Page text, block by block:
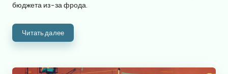
бюджета из-за фрода.
Читать далее